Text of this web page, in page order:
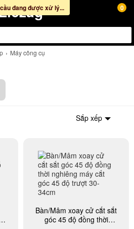
0
Máy công cụ
Sắp xếp
Bàn/Mâm xoay cử cắt sắt
góc 45 độ đồng thời
đang được xử lý...